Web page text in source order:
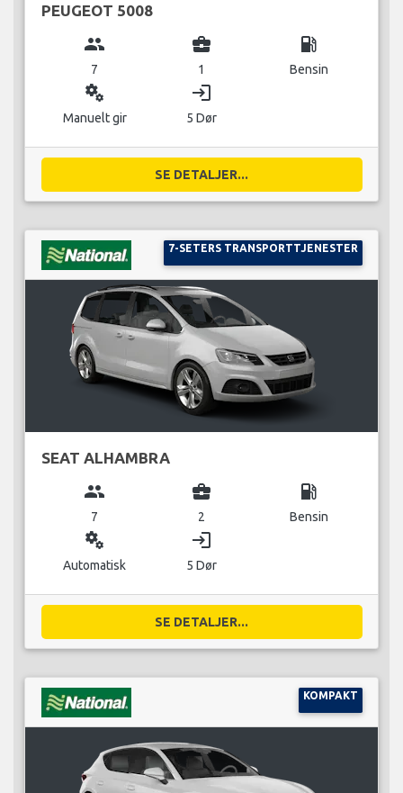
PEUGEOT 5008
group
7
business_center
1
local_gas_station
Bensin
miscellaneous_services
Manuelt gir
login
5 Dør
SE DETALJER...
7-SETERS TRANSPORTTJENESTER
SEAT ALHAMBRA
group
7
business_center
2
local_gas_station
Bensin
miscellaneous_services
Automatisk
login
5 Dør
SE DETALJER...
KOMPAKT